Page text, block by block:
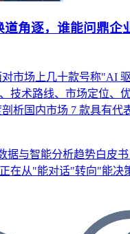
道角逐，谁能问鼎企
对市场上几十款号称"AI
技术路线、市场定位、
析国内市场 7 款具有代
据与智能分析趋势白皮
在从"能对话"转向"能决